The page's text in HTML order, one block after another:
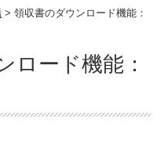
>領収書のダウンロード機能：
ロード機能：